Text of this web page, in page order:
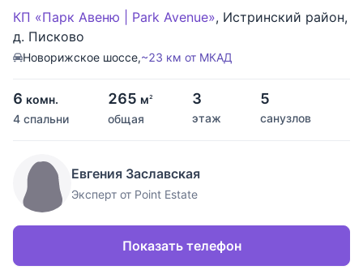
КП «Парк Авеню | Park Avenue», Истринский район,
д. Писково
Новорижское шоссе,~23 км от МКАД
6 комн.
4 спальни
265 м2
общая
3
этаж
5
санузлов
Евгения Заславская
Эксперт от Point Estate
Показать телефон